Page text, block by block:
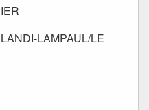
LAMPAUL/LE